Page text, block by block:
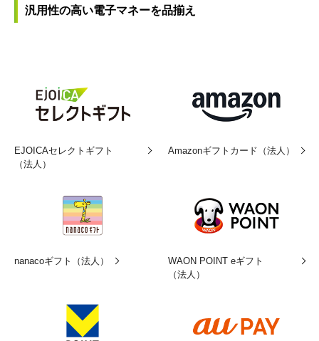
汎用性の高い電子マネーを品揃え
EJOICAセレクトギフト
（法人）
Amazonギフトカード（法人）
nanacoギフト（法人）
WAON POINT eギフト
（法人）